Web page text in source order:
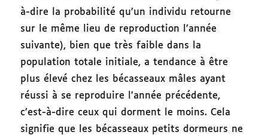
à-dire la probabilité qu’un individu retourne
sur le même lieu de reproduction l’année
suivante), bien que très faible dans la
population totale initiale, a tendance à être
plus élevé chez les bécasseaux mâles ayant
réussi à se reproduire l’année précédente,
c’est-à-dire ceux qui dorment le moins. Cela
signifie que les bécasseaux petits dormeurs ne